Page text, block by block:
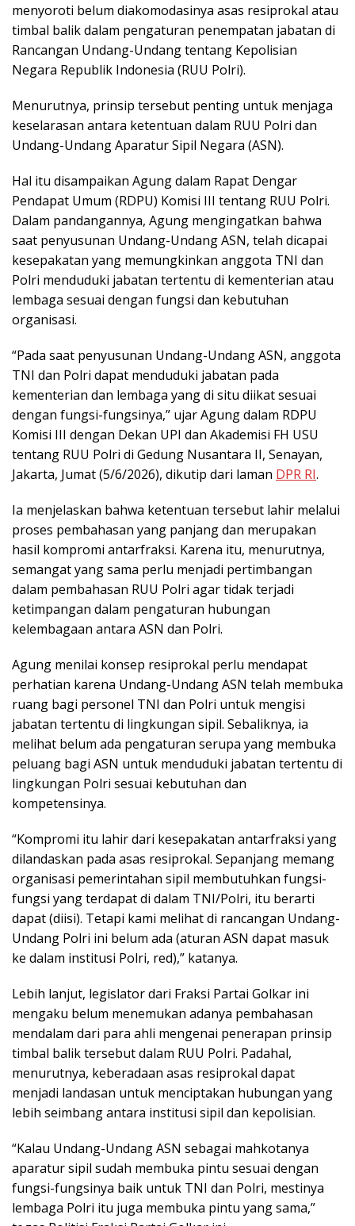
menyoroti belum diakomodasinya asas resiprokal atau
timbal balik dalam pengaturan penempatan jabatan di
Rancangan Undang-Undang tentang Kepolisian
Negara Republik Indonesia (RUU Polri).
Menurutnya, prinsip tersebut penting untuk menjaga
keselarasan antara ketentuan dalam RUU Polri dan
Undang-Undang Aparatur Sipil Negara (ASN).
Hal itu disampaikan Agung dalam Rapat Dengar
Pendapat Umum (RDPU) Komisi III tentang RUU Polri.
Dalam pandangannya, Agung mengingatkan bahwa
saat penyusunan Undang-Undang ASN, telah dicapai
kesepakatan yang memungkinkan anggota TNI dan
Polri menduduki jabatan tertentu di kementerian atau
lembaga sesuai dengan fungsi dan kebutuhan
organisasi.
“Pada saat penyusunan Undang-Undang ASN, anggota
TNI dan Polri dapat menduduki jabatan pada
kementerian dan lembaga yang di situ diikat sesuai
dengan fungsi-fungsinya,” ujar Agung dalam RDPU
Komisi III dengan Dekan UPI dan Akademisi FH USU
tentang RUU Polri di Gedung Nusantara II, Senayan,
Jakarta, Jumat (5/6/2026), dikutip dari laman DPR RI.
Ia menjelaskan bahwa ketentuan tersebut lahir melalui
proses pembahasan yang panjang dan merupakan
hasil kompromi antarfraksi. Karena itu, menurutnya,
semangat yang sama perlu menjadi pertimbangan
dalam pembahasan RUU Polri agar tidak terjadi
ketimpangan dalam pengaturan hubungan
kelembagaan antara ASN dan Polri.
Agung menilai konsep resiprokal perlu mendapat
perhatian karena Undang-Undang ASN telah membuka
ruang bagi personel TNI dan Polri untuk mengisi
jabatan tertentu di lingkungan sipil. Sebaliknya, ia
melihat belum ada pengaturan serupa yang membuka
peluang bagi ASN untuk menduduki jabatan tertentu di
lingkungan Polri sesuai kebutuhan dan
kompetensinya.
“Kompromi itu lahir dari kesepakatan antarfraksi yang
dilandaskan pada asas resiprokal. Sepanjang memang
organisasi pemerintahan sipil membutuhkan fungsi-
fungsi yang terdapat di dalam TNI/Polri, itu berarti
dapat (diisi). Tetapi kami melihat di rancangan Undang-
Undang Polri ini belum ada (aturan ASN dapat masuk
ke dalam institusi Polri, red),” katanya.
Lebih lanjut, legislator dari Fraksi Partai Golkar ini
mengaku belum menemukan adanya pembahasan
mendalam dari para ahli mengenai penerapan prinsip
timbal balik tersebut dalam RUU Polri. Padahal,
menurutnya, keberadaan asas resiprokal dapat
menjadi landasan untuk menciptakan hubungan yang
lebih seimbang antara institusi sipil dan kepolisian.
“Kalau Undang-Undang ASN sebagai mahkotanya
aparatur sipil sudah membuka pintu sesuai dengan
fungsi-fungsinya baik untuk TNI dan Polri, mestinya
lembaga Polri itu juga membuka pintu yang sama,”